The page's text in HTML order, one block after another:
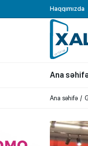
Haqqımızda
XALQ.ONLINE
ONLAYN PLATFORMA
Ana
Ana səhifə